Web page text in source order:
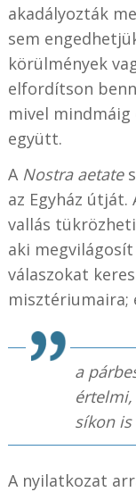
akadályozták
sem
körülmények
elfordítson
mivel
együtt.
A Nostra aetate
az Egyház útját.
vallás
aki
válaszokat
misztériumaira;
a
síkon
A nyilatkozat